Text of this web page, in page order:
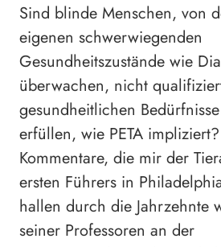
Sind blinde Menschen, von
eigenen schwerwiegenden
Gesundheitszustände wie
überwachen, nicht
gesundheitlichen
erfüllen, wie PETA
Kommentare, die mir der
ersten Führers in
hallen durch die Jahrzehnte
seiner Professoren an der